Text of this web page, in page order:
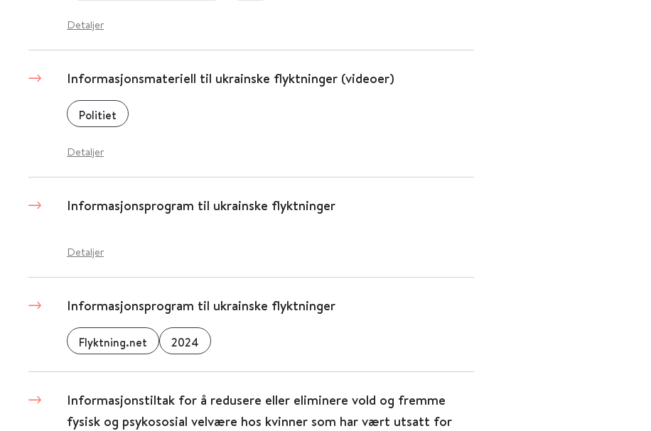
Detaljer
Informasjonsmateriell til ukrainske flyktninger (videoer)
Politiet
Detaljer
Informasjonsprogram til ukrainske flyktninger
Detaljer
Informasjonsprogram til ukrainske flyktninger
Flyktning.net 2024
Informasjonstiltak for å redusere eller eliminere vold og fremme
fysisk og psykososial velvære hos kvinner som har vært utsatt for